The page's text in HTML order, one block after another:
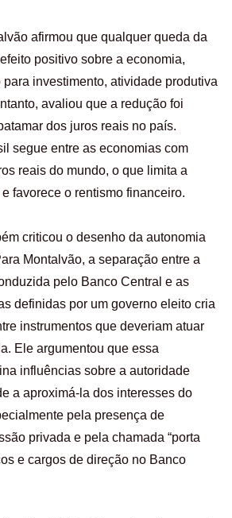
afirmou que qualquer queda da
positivo sobre a economia,
investimento, atividade produtiva
avaliou que a redução foi
dos juros reais no país.
segue entre as economias com
reais do mundo, o que limita a
favorece o rentismo financeiro.
criticou o desenho da autonomia
Montalvão, a separação entre a
pelo Banco Central e as
definidas por um governo eleito cria
instrumentos que deveriam atuar
Ele argumentou que essa
influências sobre a autoridade
a aproximá-la dos interesses do
pela presença de
privada e pela chamada “porta
e cargos de direção no Banco